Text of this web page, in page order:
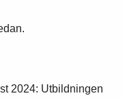
2024: Utbildningen